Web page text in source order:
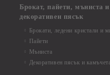
Брокат, пайети, мъниста и
декоративен пясък
Брокати, ледени кристали и
Пайети
Мъниста
Декоративен пясък и